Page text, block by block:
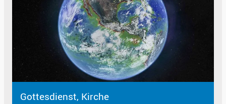
Gottesdienst, Kirche